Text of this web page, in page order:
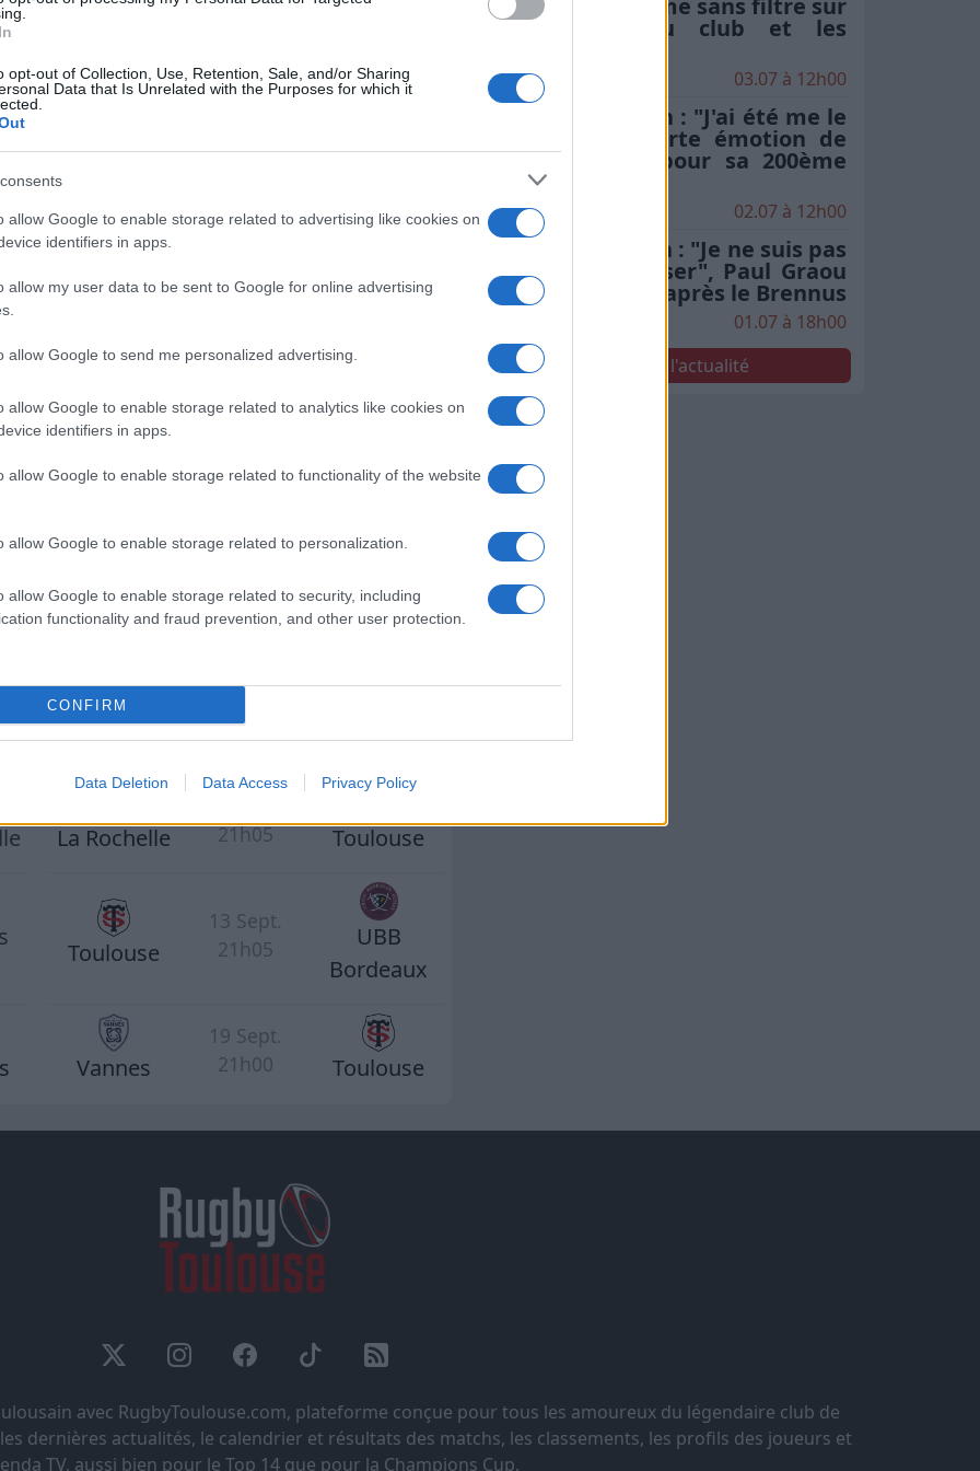
opt-out of Collection, Use, Retention, Sale, and/or Sharing
Data that Is Unrelated with the Purposes for which it
allow Google to enable storage related to advertising like cookies on
identifiers in apps.
allow my user data to be sent to Google for online advertising
allow Google to send me personalized advertising.
allow Google to enable storage related to analytics like cookies on
identifiers in apps.
allow Google to enable storage related to functionality of the website
allow Google to enable storage related to personalization.
allow Google to enable storage related to security, including
functionality and fraud prevention, and other user protection.
CONFIRM
Data Deletion Data Access Privacy Policy
matchs
Derniers Matchs Toulouse
Juin 2026
Toulouse 71-17 Racing 92
Juin 2026
Toulouse 39-31 Lyon OU
matchs
Bayonne
19h30
Toulouse
La Rochelle
21h05
Toulouse
Toulouse
13 Sept.
21h05
UBB
Bordeaux
Vannes
19 Sept.
21h00
Toulouse
Moscato s'exprime sans filtre sur
l'hégémonie du club et les
03.07 à 12h00
Stade Toulousain : "J'ai été me le
chercher", la forte émotion de
Rodrigue Neti pour sa 200ème
en finale
02.07 à 12h00
Stade Toulousain : "Je ne suis pas
le seul à le penser", Paul Graou
sacre Jack Willis après le Brennus
01.07 à 18h00
Voir toute l'actualité
avec RugbyToulouse.com, plateforme conçue pour tous les amoureux du légendaire club de
dernières actualités, le calendrier et résultats des matchs, les classements, les profils des joueurs et
TV, aussi bien pour le Top 14 que pour la Champions Cup.